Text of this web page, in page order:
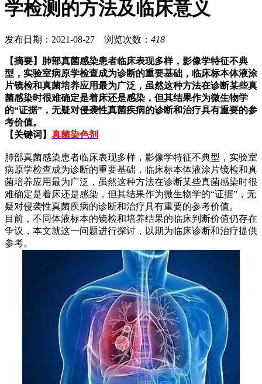
学检测的方法及临床意义
发布日期：2021-08-27 浏览次数： 418
【摘要】 肺部真菌感染患者临床表现多样，影像学特征不典
型，实验室病原学检查成为诊断的重要基础，临床标本体液涂
片镜检和真菌培养应用最为广泛，虽然这种方法在诊断某些真
菌感染时很难确定是着床还是感染，但其结果作为微生物学
的“证据”，无疑对侵袭性真菌疾病的诊断和治疗具有重要的参
考价值。
【关键词】 真菌染色剂
肺部真菌感染患者临床表现多样，影像学特征不典型，实验室
病原学检查成为诊断的重要基础，临床标本体液涂片镜检和真
菌培养应用最为广泛，虽然这种方法在诊断某些真菌感染时很
难确定是着床还是感染，但其结果作为微生物学的“证据”，无
疑对侵袭性真菌疾病的诊断和治疗具有重要的参考价值。
目前，不同体液标本的镜检和培养结果的临床判断价值仍存在
争议，本文就这一问题进行探讨，以期为临床诊断和治疗提供
参考。